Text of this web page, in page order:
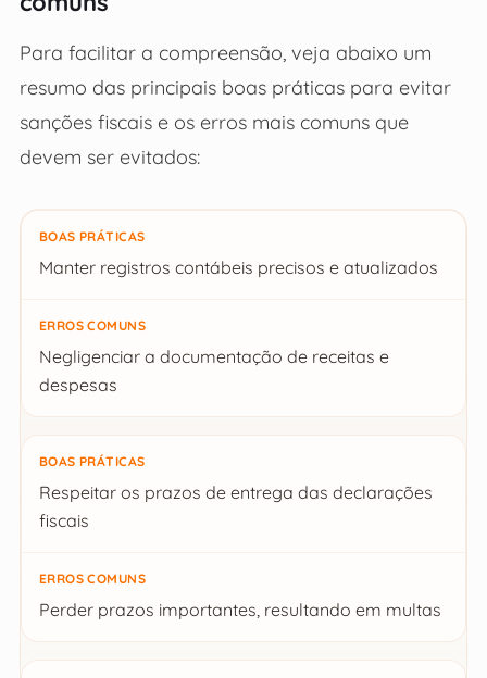
Para facilitar a compreensão, veja abaixo um
resumo das principais boas práticas para evitar
sanções fiscais e os erros mais comuns que
devem ser evitados:
Boas Práticas
Erros Comuns
Manter registros contábeis precisos e atualizados
Negligenciar a documentação de receitas e
despesas
Respeitar os prazos de entrega das declarações
fiscais
Perder prazos importantes, resultando em multas